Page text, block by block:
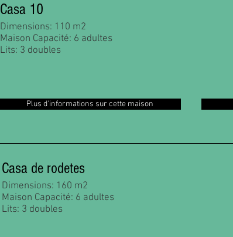
Casa 10
Dimensions: 110 m2
Maison Capacité: 6 adultes
Lits: 3 doubles
Plus d'informations sur cette maison
Casa de rodetes
Dimensions: 160 m2
Maison Capacité: 6 adultes
Lits: 3 doubles